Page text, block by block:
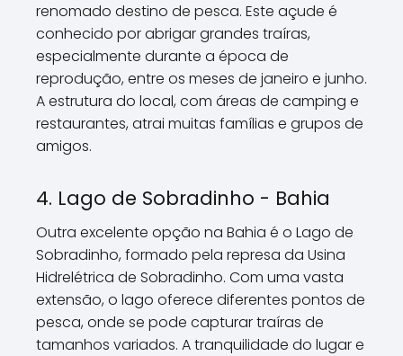
renomado destino de pesca. Este açude é
conhecido por abrigar grandes traíras,
especialmente durante a época de
reprodução, entre os meses de janeiro e junho.
A estrutura do local, com áreas de camping e
restaurantes, atrai muitas famílias e grupos de
amigos.
4. Lago de Sobradinho - Bahia
Outra excelente opção na Bahia é o Lago de
Sobradinho, formado pela represa da Usina
Hidrelétrica de Sobradinho. Com uma vasta
extensão, o lago oferece diferentes pontos de
pesca, onde se pode capturar traíras de
tamanhos variados. A tranquilidade do lugar e